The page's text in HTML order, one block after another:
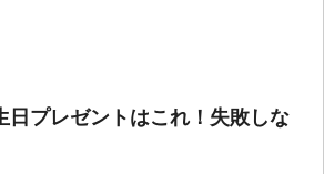
日プレゼントはこれ！失敗しな